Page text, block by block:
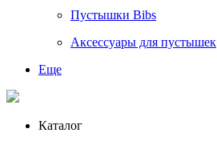
Пустышки Bibs
Аксессуары для пустышек
Еще
Каталог